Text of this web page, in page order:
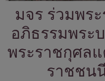
มจร ร่วมพร
อภิธรรมพระ
พระราชกุศล
ราชชน